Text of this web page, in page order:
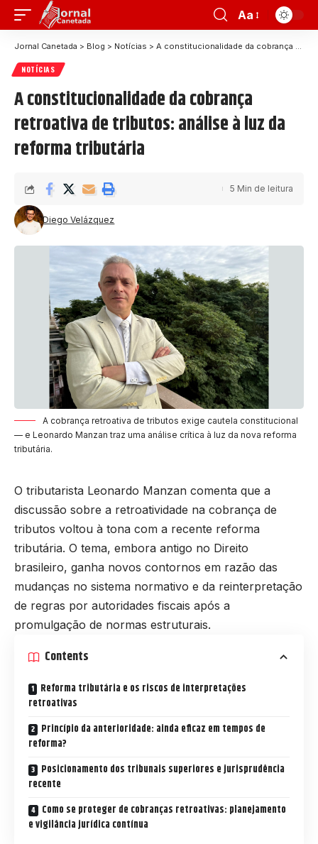
Aa
Jornal Canetada > Blog > Notícias > A constitucionalidade da cobrança retroativa de tributos: análise à luz da reforma tributária
NOTÍCIAS
A constitucionalidade da cobrança
retroativa de tributos: análise à luz da
reforma tributária
Diego Velázquez
5 Min de leitura
A cobrança retroativa de tributos exige cautela constitucional
— e Leonardo Manzan traz uma análise crítica à luz da nova reforma
tributária.
O tributarista Leonardo Manzan comenta que a
discussão sobre a retroatividade na cobrança de
tributos voltou à tona com a recente reforma
tributária. O tema, embora antigo no Direito
brasileiro, ganha novos contornos em razão das
mudanças no sistema normativo e da reinterpretação
de regras por autoridades fiscais após a
promulgação de normas estruturais.
Contents
Reforma tributária e os riscos de interpretações
retroativas
Princípio da anterioridade: ainda eficaz em tempos de
reforma?
Posicionamento dos tribunais superiores e jurisprudência
recente
Como se proteger de cobranças retroativas: planejamento
e vigilância jurídica contínua